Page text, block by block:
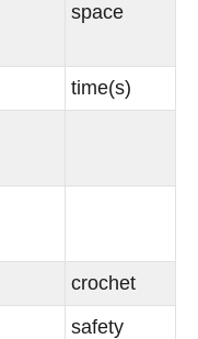
space
time(s)
crochet
safety